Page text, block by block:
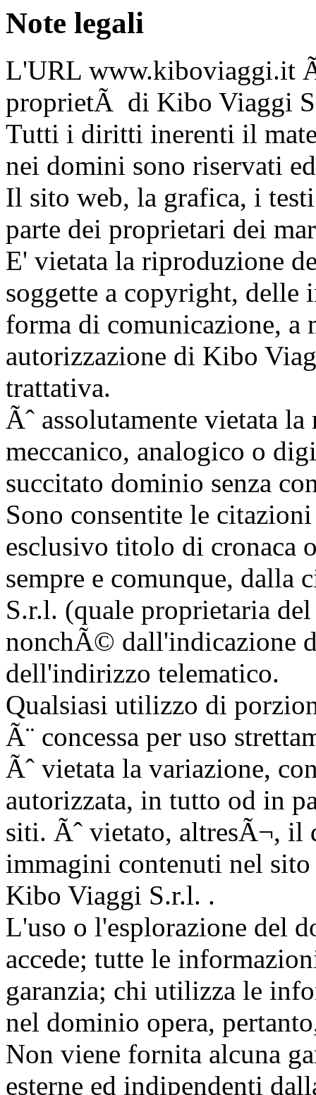
Note legali
L'URL www.kiboviaggi.it
proprietÃ di Kibo Viaggi
Tutti i diritti inerenti il
nei domini sono riservati
Il sito web, la grafica, i
parte dei proprietari dei
E' vietata la riproduzione
soggette a copyright, delle
forma di comunicazione, a
autorizzazione di Kibo
trattativa.
Ãˆ assolutamente vietata
meccanico, analogico o
succitato dominio senza
Sono consentite le
esclusivo titolo di cronaca
sempre e comunque,
S.r.l. (quale proprietaria
nonchÃ© dall'indicazione
dell'indirizzo telematico.
Qualsiasi utilizzo di
Ã¨ concessa per uso
Ãˆ vietata la variazione,
autorizzata, in tutto od in
siti. Ãˆ vietato, altresÃ¬, il
immagini contenuti nel sito
Kibo Viaggi S.r.l. .
L'uso o l'esplorazione del
accede; tutte le
garanzia; chi utilizza le
nel dominio opera,
Non viene fornita alcuna
esterne ed indipendenti